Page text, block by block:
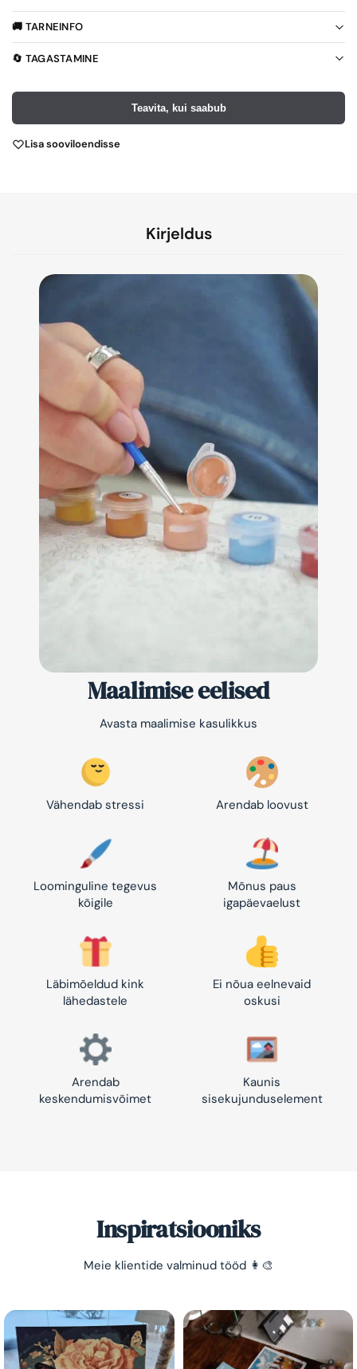
🚚 TARNEINFO
🔄 TAGASTAMINE
Teavita, kui saabub
Lisa sooviloendisse
Kirjeldus
Maalimise eelised
Avasta maalimise kasulikkus
Vähendab stressi Arendab loovust
Loominguline tegevus
kõigile
Mõnus paus
igapäevaelust
Läbimõeldud kink
lähedastele
Ei nõua eelnevaid
oskusi
Arendab
keskendumisvõimet
Kaunis
sisekujunduselement
Inspiratsiooniks
Meie klientide valminud tööd 👩‍🎨